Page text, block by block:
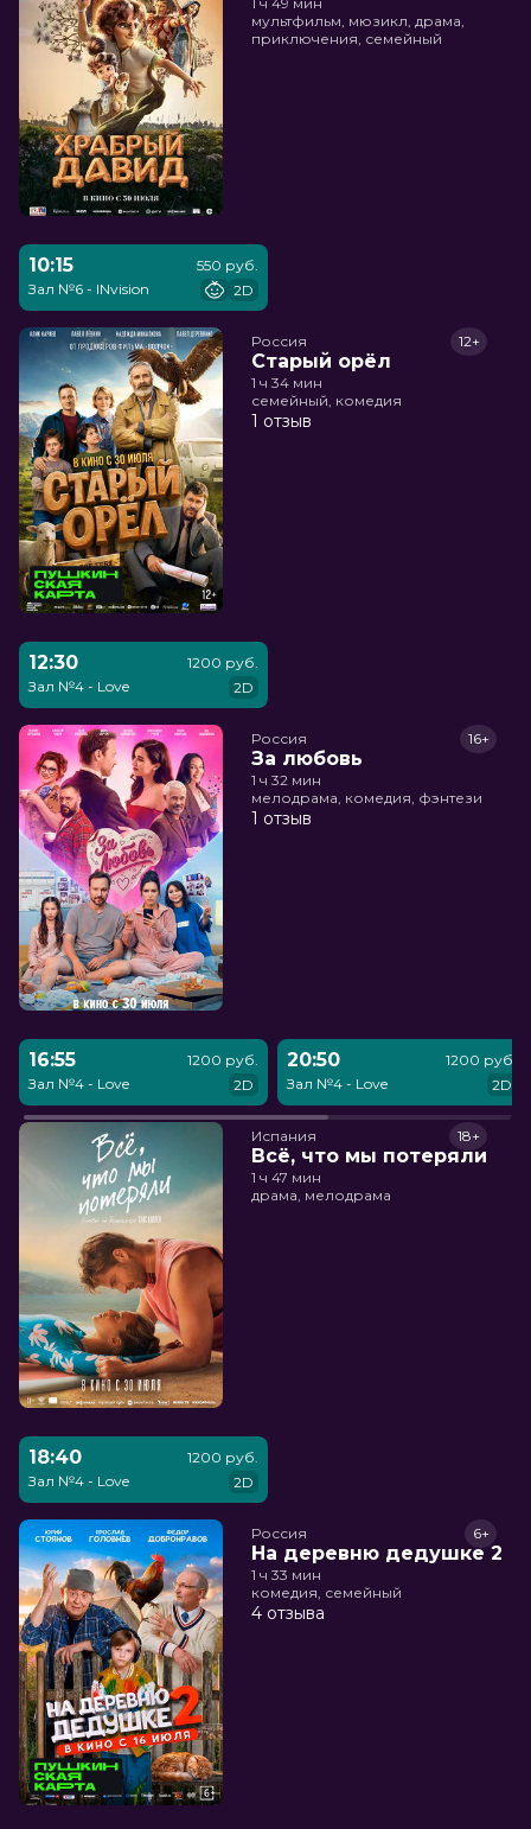
мультфильм, мюзикл, драма,
приключения, семейный
10:15
Зал №6 - INvision
550 руб.
2D
Россия
Старый орёл
12+
1 ч 34 мин
семейный, комедия
1 отзыв
12:30
Зал №4 - Love
1200 руб.
2D
Россия
За любовь
16+
1 ч 32 мин
мелодрама, комедия, фэнтези
1 отзыв
16:55
Зал №4 - Love
1200 руб.
2D
20:50
Зал №4 - Love
1200 руб.
2D
Испания
Всё, что мы потеряли
18+
1 ч 47 мин
драма, мелодрама
18:40
Зал №4 - Love
1200 руб.
2D
Россия
На деревню дедушке 2
6+
1 ч 33 мин
комедия, семейный
4 отзыва